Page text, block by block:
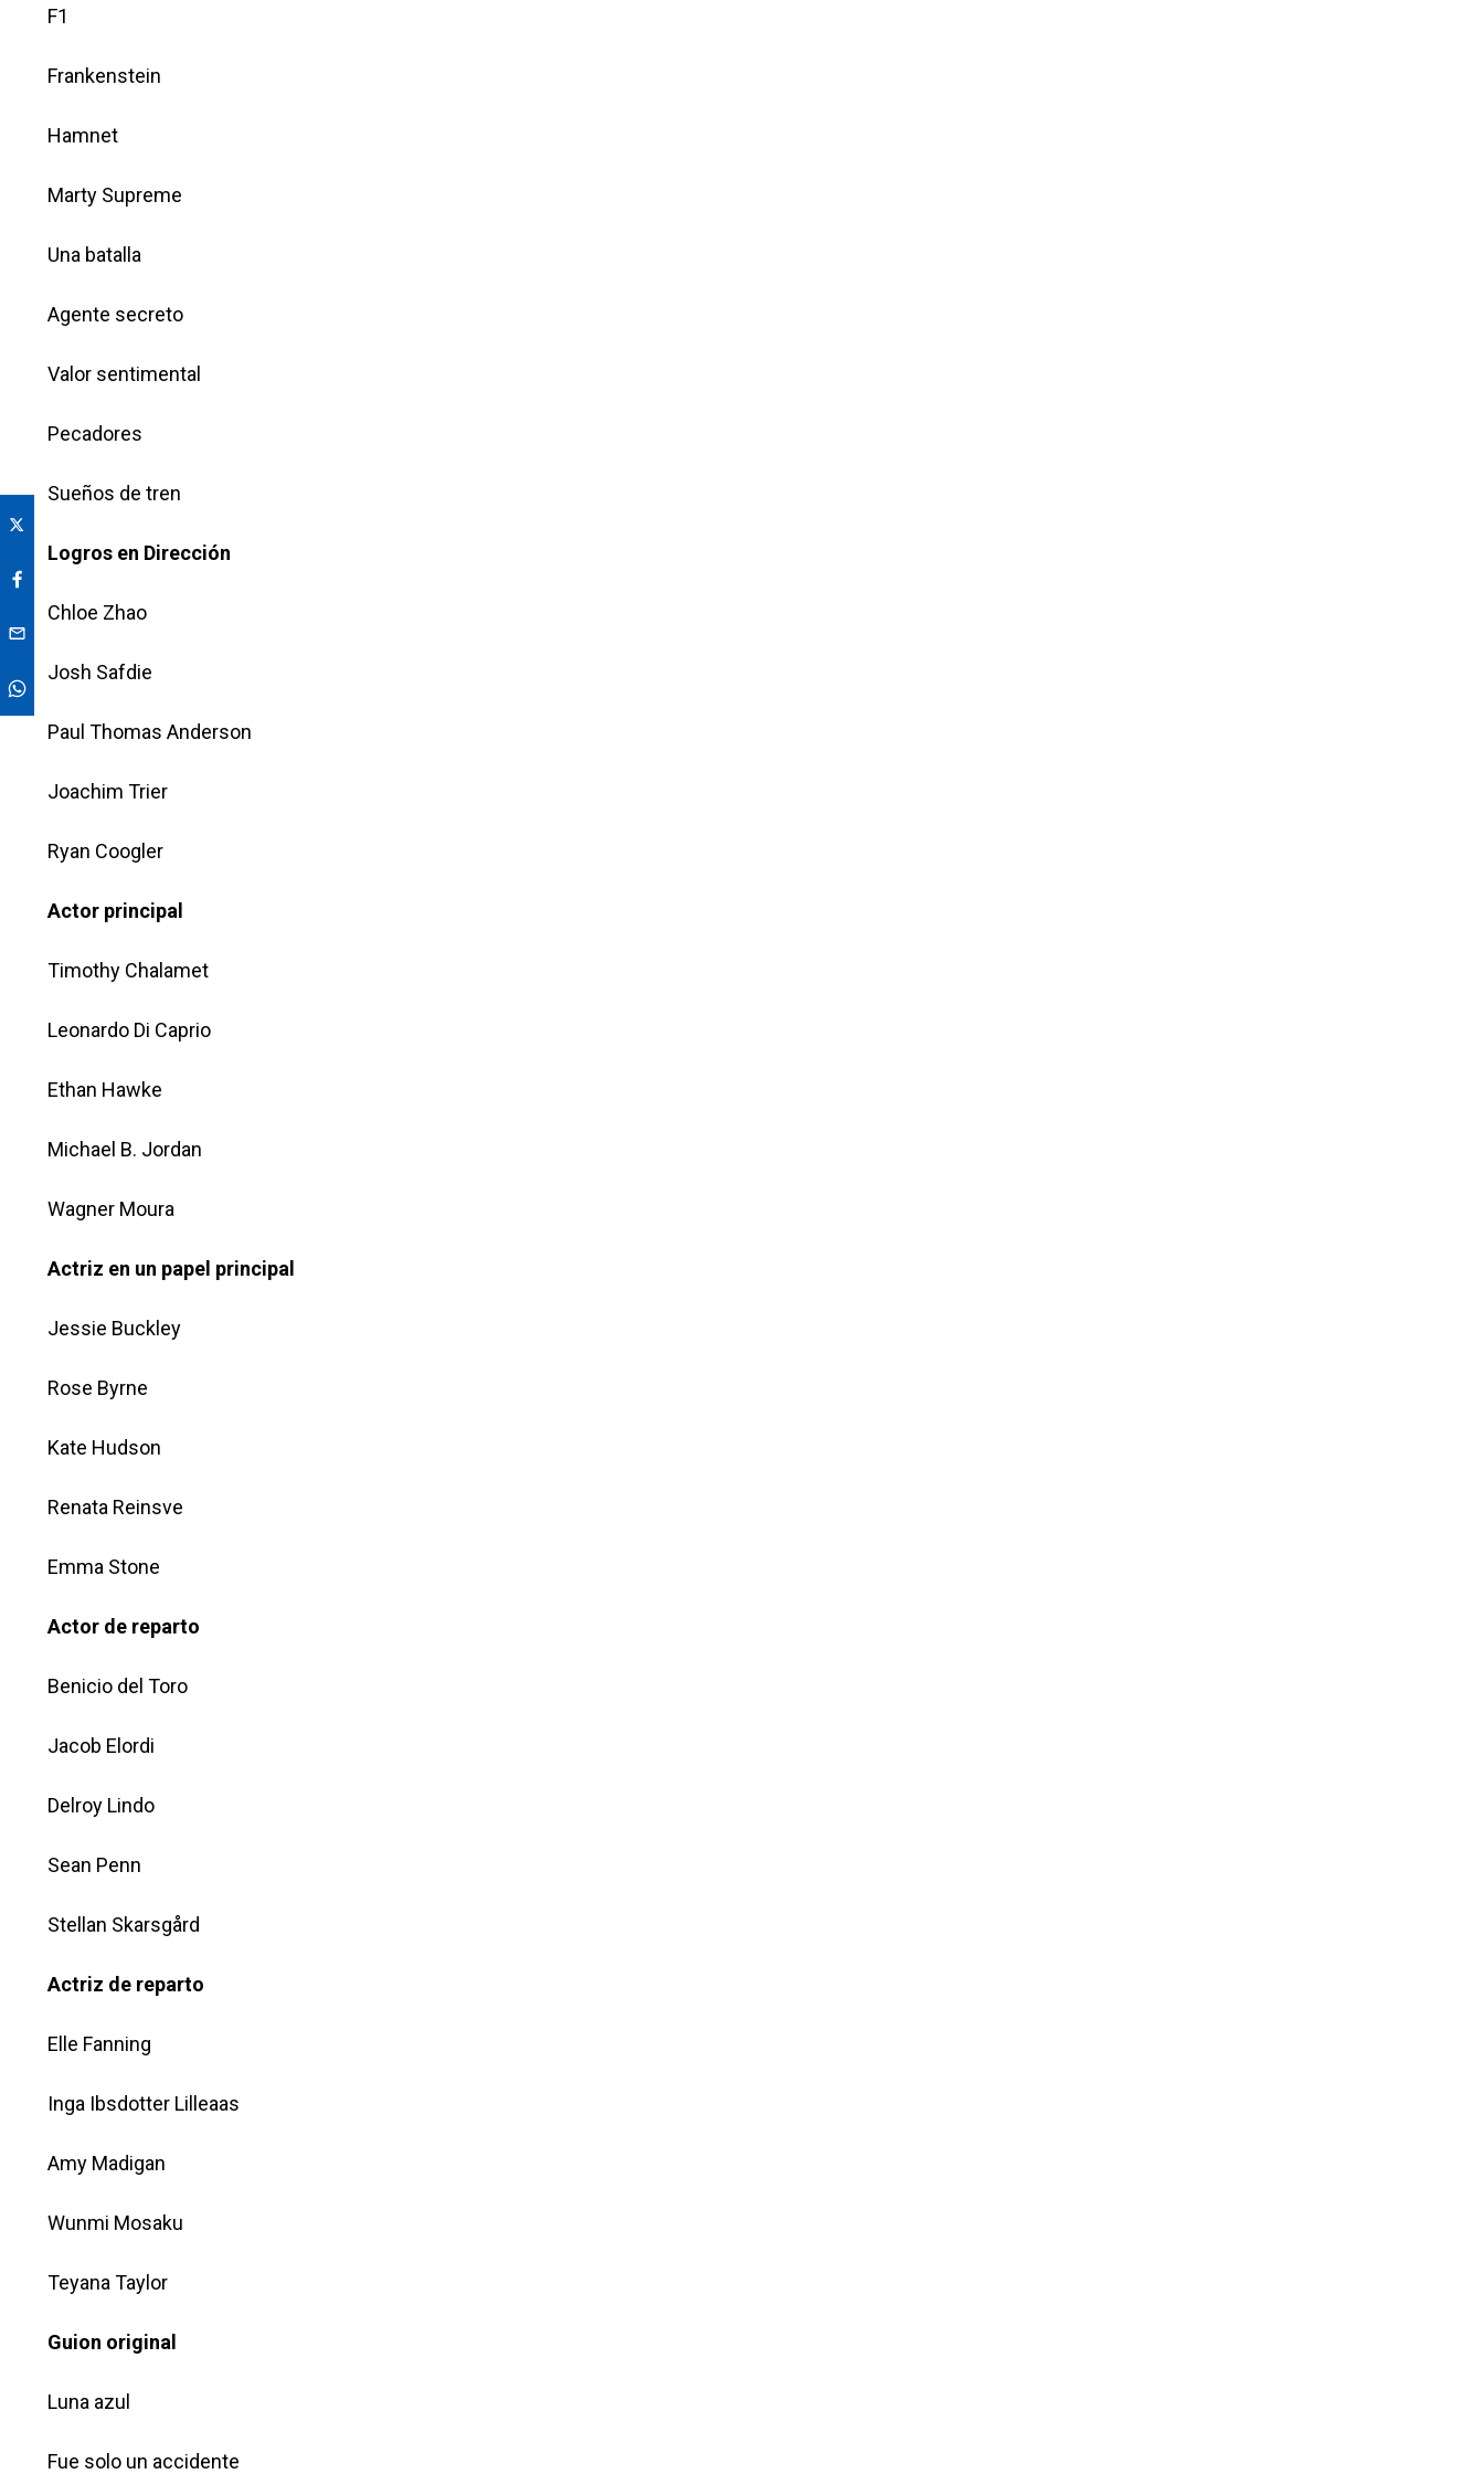
F1
Frankenstein
Hamnet
Marty Supreme
Una batalla
Agente secreto
Valor sentimental
Pecadores
Sueños de tren
Logros en Dirección
Chloe Zhao
Josh Safdie
Paul Thomas Anderson
Joachim Trier
Ryan Coogler
Actor principal
Timothy Chalamet
Leonardo Di Caprio
Ethan Hawke
Michael B. Jordan
Wagner Moura
Actriz en un papel principal
Jessie Buckley
Rose Byrne
Kate Hudson
Renata Reinsve
Emma Stone
Actor de reparto
Benicio del Toro
Jacob Elordi
Delroy Lindo
Sean Penn
Stellan Skarsgård
Actriz de reparto
Elle Fanning
Inga Ibsdotter Lilleaas
Amy Madigan
Wunmi Mosaku
Teyana Taylor
Guion original
Luna azul
Fue solo un accidente